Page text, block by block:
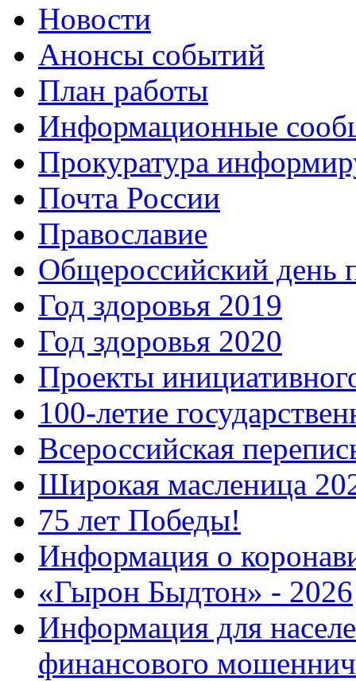
Новости
Анонсы событий
План работы
Информационные
Прокуратура
Почта России
Православие
Общероссийский день
Год здоровья 2019
Год здоровья 2020
Проекты
100-летие
Всероссийская
Широкая масленица
75 лет Победы!
Информация о
«Гырон Быдтон» - 2026
Информация для
финансового